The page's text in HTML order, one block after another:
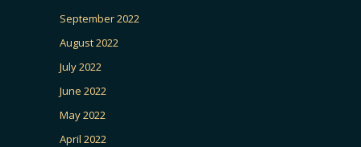
September 2022
August 2022
July 2022
June 2022
May 2022
April 2022